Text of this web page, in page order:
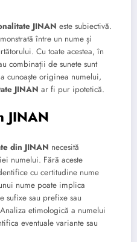
JINAN este subiectivă.
între un nume și
Cu toate acestea, în
combinații de sunete sunt
cunoaște originea numelui,
JINAN ar fi pur ipotetică.
JINAN
din JINAN necesită
numelui. Fără aceste
cu certitudine nume
nume poate implica
sufixe sau prefixe sau
etimologică a numelui
eventuale variante sau